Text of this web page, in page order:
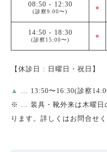
08:50 - 12:30
(診察9:00〜) ●
14:50 - 18:30
(診察15:00〜) ●
【休診日 : 日曜日・祝日】
▲
… 13:50〜16:30(診察
※ … 装具・靴外来は木曜日
ります。詳しくはお問合せく